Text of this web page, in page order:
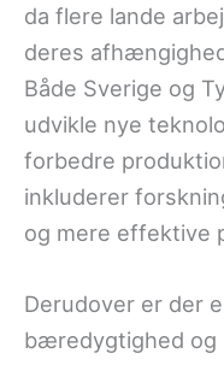
da flere lande
deres
Både Sverige og
udvikle nye
forbedre
inkluderer
og mere effektive
Derudover er der
bæredygtighed og